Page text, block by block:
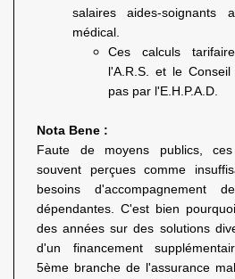
salaires aides-soignants
médical.
Ces calculs
l'A.R.S. et le
pas par l'E.H.P.A.D.
Nota Bene :
Faute de moyens publics,
souvent perçues comme
besoins d'accompagnement
dépendantes. C'est bien
des années sur des solutions
d'un financement
5ème branche de l'assurance